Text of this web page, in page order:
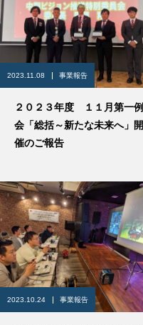
2023.11.08 事業報告
２０２３年度 １１月第一例
会「総括～新たな未来へ」開
催のご報告
2023.10.24 事業報告